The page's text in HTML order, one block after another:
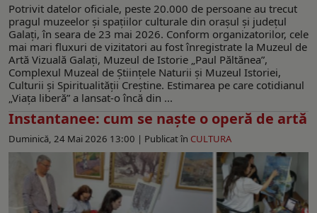
Potrivit datelor oficiale, peste 20.000 de persoane au trecut
pragul muzeelor și spațiilor culturale din orașul și județul
Galați, în seara de 23 mai 2026. Conform organizatorilor, cele
mai mari fluxuri de vizitatori au fost înregistrate la Muzeul de
Artă Vizuală Galați, Muzeul de Istorie „Paul Păltănea”,
Complexul Muzeal de Științele Naturii și Muzeul Istoriei,
Culturii și Spiritualității Creștine. Estimarea pe care cotidianul
„Viața liberă” a lansat-o încă din ...
Instantanee: cum se naşte o operă de artă
Duminică, 24 Mai 2026 13:00 | Publicat în CULTURA